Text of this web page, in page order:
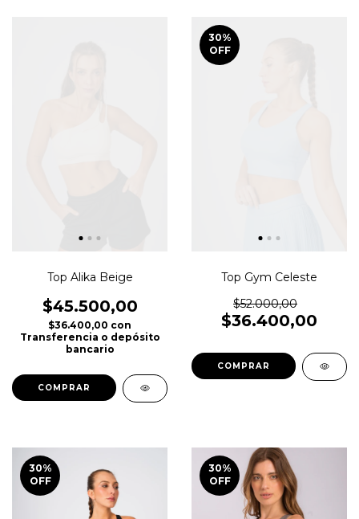
Top Alika Beige
$45.500,00
$36.400,00 con
Transferencia o depósito
bancario
COMPRAR
30%
OFF
Top Gym Celeste
$52.000,00
$36.400,00
COMPRAR
30%
OFF
30%
OFF